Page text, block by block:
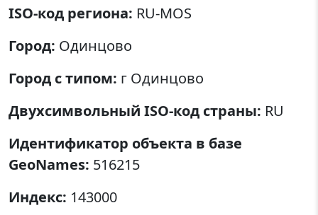
ISO-код региона: RU-MOS
Город: Одинцово
Город с типом: г Одинцово
Двухсимвольный ISO-код страны: RU
Идентификатор объекта в базе
GeoNames: 516215
Индекс: 143000